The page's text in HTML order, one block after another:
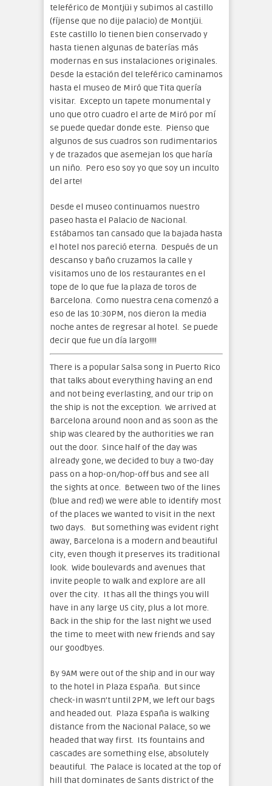
teleférico de Montjüi y subimos al castillo
(fíjense que no dije palacio) de Montjüi.
Este castillo lo tienen bien conservado y
hasta tienen algunas de baterías más
modernas en sus instalaciones originales.
Desde la estación del teleférico caminamos
hasta el museo de Miró que Tita quería
visitar. Excepto un tapete monumental y
uno que otro cuadro el arte de Miró por mí
se puede quedar donde este. Pienso que
algunos de sus cuadros son rudimentarios
y de trazados que asemejan los que haría
un niño. Pero eso soy yo que soy un inculto
del arte!
Desde el museo continuamos nuestro
paseo hasta el Palacio de Nacional.
Estábamos tan cansado que la bajada hasta
el hotel nos pareció eterna. Después de un
descanso y baño cruzamos la calle y
visitamos uno de los restaurantes en el
tope de lo que fue la plaza de toros de
Barcelona. Como nuestra cena comenzó a
eso de las 10:30PM, nos dieron la media
noche antes de regresar al hotel. Se puede
decir que fue un día largo!!!!
There is a popular Salsa song in Puerto Rico
that talks about everything having an end
and not being everlasting, and our trip on
the ship is not the exception. We arrived at
Barcelona around noon and as soon as the
ship was cleared by the authorities we ran
out the door. Since half of the day was
already gone, we decided to buy a two-day
pass on a hop-on/hop-off bus and see all
the sights at once. Between two of the lines
(blue and red) we were able to identify most
of the places we wanted to visit in the next
two days. But something was evident right
away, Barcelona is a modern and beautiful
city, even though it preserves its traditional
look. Wide boulevards and avenues that
invite people to walk and explore are all
over the city. It has all the things you will
have in any large US city, plus a lot more.
Back in the ship for the last night we used
the time to meet with new friends and say
our goodbyes.
By 9AM were out of the ship and in our way
to the hotel in Plaza España. But since
check-in wasn’t until 2PM, we left our bags
and headed out. Plaza España is walking
distance from the Nacional Palace, so we
headed that way first. Its fountains and
cascades are something else, absolutely
beautiful. The Palace is located at the top of
hill that dominates de Sants district of the